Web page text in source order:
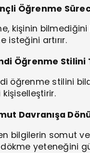
Öğrenme
kişinin
isteğini artırır.
Öğrenme Stilini
öğrenme stilini
Davranışa
bilgilerin somut
yeteneğini